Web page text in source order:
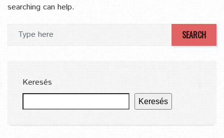
searching can help.
Keresés
Keresés